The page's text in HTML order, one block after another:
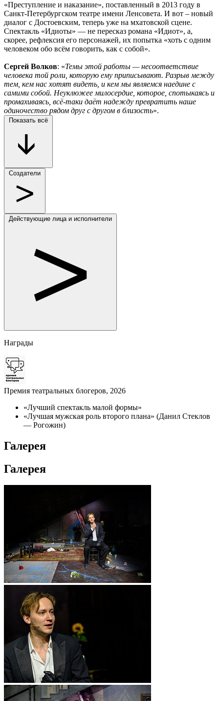
«Преступление и наказание», поставленный в 2013 году в
Санкт-Петербургском театре имени Ленсовета. И вот – новый
диалог с Достоевским, теперь уже на мхатовской сцене.
Спектакль «Идиоты» — не пересказ романа «Идиот», а,
скорее, рефлексия его персонажей, их попытка «хоть с одним
человеком обо всём говорить, как с собой».
Сергей Волков: «Темы этой работы — несоответствие
человека той роли, которую ему приписывают. Разрыв между
тем, кем нас хотят видеть, и кем мы являемся наедине с
самими собой. Неуклюжее милосердие, которое, спотыкаясь и
промахиваясь, всё-таки даёт надежду превратить наше
одиночество рядом друг с другом в близость».
Показать всё
Создатели
Действующие лица и исполнители
Награды
Премия театральных блогеров, 2026
«Лучший спектакль малой формы»
«Лучшая мужская роль второго плана» (Данил Стеклов
— Рогожин)
Галерея
Галерея